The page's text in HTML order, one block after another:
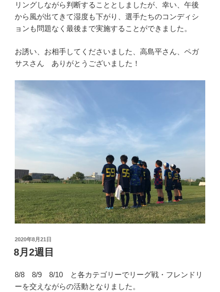
リングしながら判断することとしましたが、幸い、午後
から風が出てきて湿度も下がり、選手たちのコンディシ
ョンも問題なく最後まで実施することができました。
お誘い、お相手してくださいました、高島平さん、ペガ
サスさん ありがとうございました！
投
稿
日:
2020年8月21日
8月2週目
8/8 8/9 8/10 と各カテゴリーでリーグ戦・フレンドリ
ーを交えながらの活動となりました。